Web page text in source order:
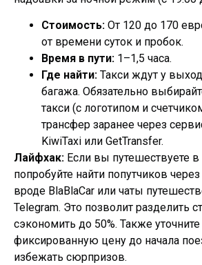
Стоимость: От 120 до 170
от времени суток и пробок.
Время в пути: 1–1,5 часа.
Где найти: Такси ждут у
багажа. Обязательно
такси (с логотипом и
трансфер заранее через
KiwiTaxi или GetTransfer.
Лайфхак: Если вы путешествуете в
попробуйте найти попутчиков
вроде BlaBlaCar или чаты
Telegram. Это позволит разделить
сэкономить до 50%. Также
фиксированную цену до начала
избежать сюрпризов.